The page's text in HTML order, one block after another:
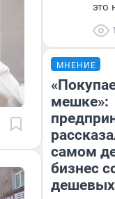
это
МНЕНИЕ
мешке»:
самом
бизнес